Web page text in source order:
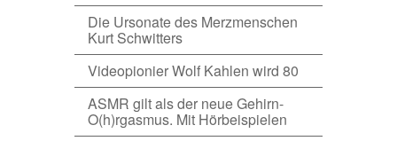
Die Ursonate des Merzmenschen
Kurt Schwitters
Videopionier Wolf Kahlen wird 80
ASMR gilt als der neue Gehirn-
O(h)rgasmus. Mit Hörbeispielen